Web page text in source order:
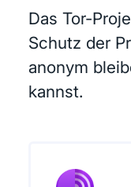
Das Tor-
Schutz der
anonym
kannst.